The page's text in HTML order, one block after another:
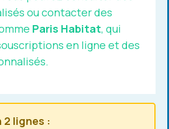
ou contacter des
Paris Habitat, qui
en ligne et des
2 lignes :